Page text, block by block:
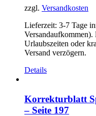
zzgl. Versandkosten
Lieferzeit: 3-7 Tage
Versandaufkommen).
Urlaubszeiten oder
Versand verzögern.
Details
Korrekturblatt
– Seite 197